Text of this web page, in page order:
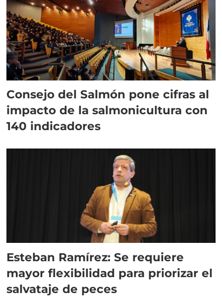
Consejo del Salmón pone cifras al
impacto de la salmonicultura con
140 indicadores
Esteban Ramírez: Se requiere
mayor flexibilidad para priorizar el
salvataje de peces